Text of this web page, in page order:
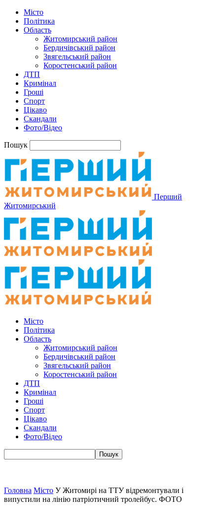
Місто
Політика
Область
Житомирський район
Бердичівський район
Звягельський район
Коростенський район
ДТП
Кримінал
Гроші
Спорт
Цікаво
Скандали
Фото/Відео
Пошук
Перший
Житомирський
Місто
Політика
Область
Житомирський район
Бердичівський район
Звягельський район
Коростенський район
ДТП
Кримінал
Гроші
Спорт
Цікаво
Скандали
Фото/Відео
Головна Місто У Житомирі на ТТУ відремонтували і
випустили на лінію патріотичний тролейбус. ФОТО